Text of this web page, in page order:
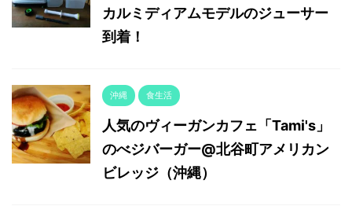
カルミディアムモデルのジューサー
到着！
沖縄 食生活
人気のヴィーガンカフェ「Tami's」
のべジバーガー@北谷町アメリカン
ビレッジ（沖縄）